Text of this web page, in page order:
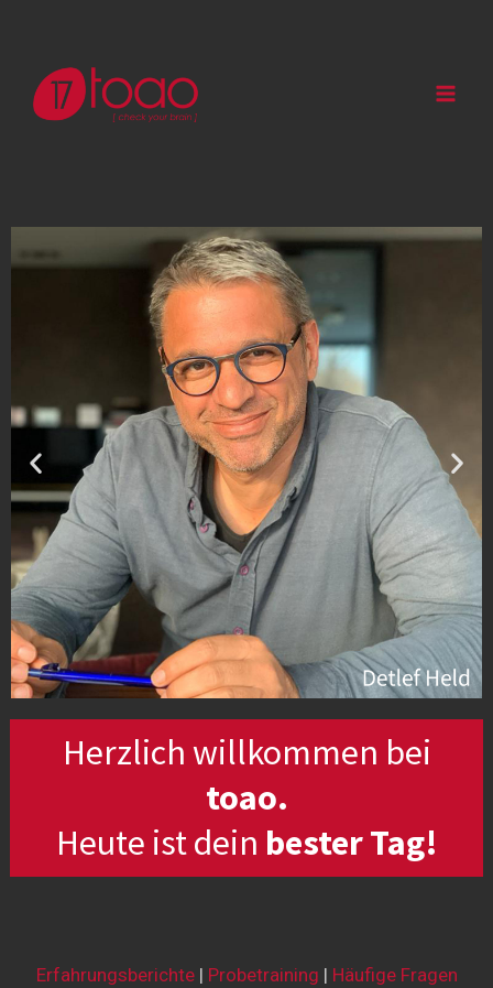
Herzlich willkommen bei
toao.
Heute ist dein bester Tag!
Erfahrungsberichte| Probetraining | Häufige Fragen